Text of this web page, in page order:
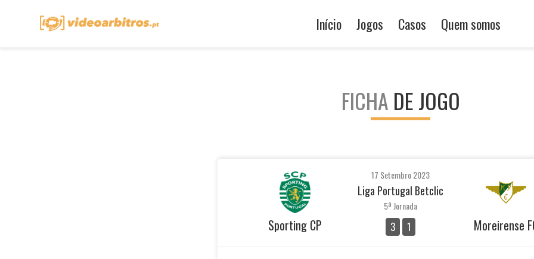
Início Jogos Casos Quem somos
FICHA DE JOGO
Sporting CP
17 Setembro 2023
Liga Portugal Betclic
5ª Jornada
3 1 Moreirense